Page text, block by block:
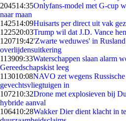
204514:35Onlyfans-model met G-cup
naar maan
142514:09Huisarts per direct uit vak
122520:03Trump wil dat J.D. Vance
120719:42'Zwarte weduwes' in
overlijdensuitkering
113909:33Waterschappen slaan alarm
Gereedschapskist leeg
113010:08NAVO zet wegens
gevechtsvliegtuigen in
107210:32Drone met explosieven bij
hybride aanval
106410:28Wakker Dier dient klacht in